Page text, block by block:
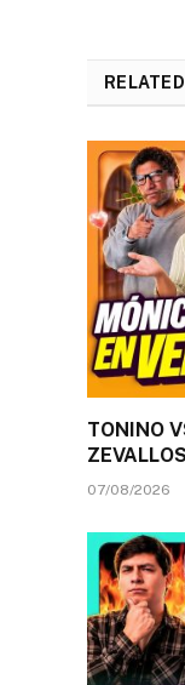
RELATED
TONINO
07/08/2026